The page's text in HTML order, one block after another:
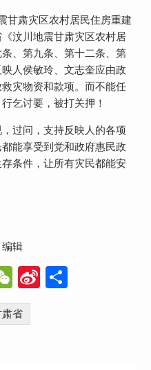
甘肃灾区农村居民住房重建
汶川地震甘肃灾区农村居
、第九条、第十二条、第
人侯敏玲、文志奎应由政
灾物资和款项。而不能任
乞讨要，被打关押！
过问，支持反映人的各项
能享受到党和政府惠民政
条件，让所有灾民都能安
辑
WeChat
Sina分
省